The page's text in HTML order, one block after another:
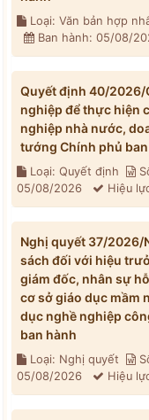
Loại: Văn bản hợp
Ban hành: 05/08/
Quyết định 40/2026/
nghiệp để thực hiện
nghiệp nhà nước,
tướng Chính phủ
Loại: Quyết định
05/08/2026
Hiệu
Nghị quyết 37/2026/
sách đối với hiệu
giám đốc, nhân sự
cơ sở giáo dục mầm
dục nghề nghiệp
ban hành
Loại: Nghị quyết
05/08/2026
Hiệu